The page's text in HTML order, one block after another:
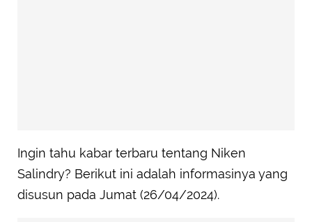
Ingin tahu kabar terbaru tentang Niken
Salindry? Berikut ini adalah informasinya yang
disusun pada Jumat (26/04/2024).